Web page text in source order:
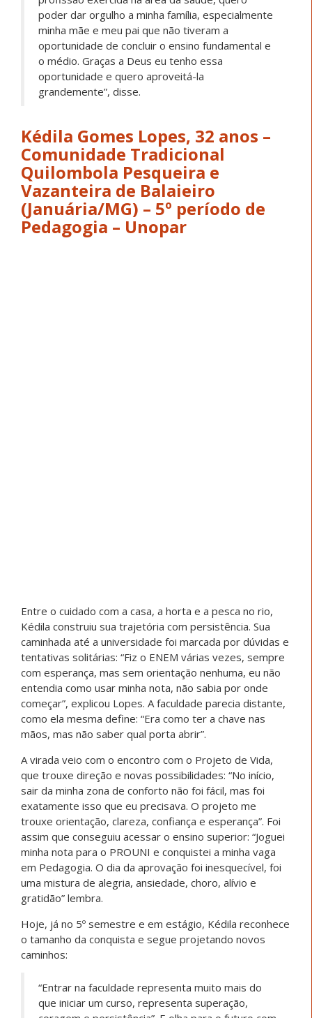
“Entrar na faculdade representa muito mais do
que iniciar um curso, representa superação,
coragem e persistência”. E olha para o futuro com
leveza e esperança: “Quero ser prova viva de
que, com orientação e oportunidade, é possível
mudar a própria história, futura pedagoga, a tia
Kédila”, terminou Lopes.
Lucimara Antônia da Silva, 20
anos – Comunidade Tradicional
Quilombola Pesqueira e
Vazanteira de Caraíbas (Pedras
de Maria da Cruz/MG) – 2º
período de Administração –
O acesso à escola sempre foi um desafio. “Saíamos de
madrugada de casa, muitas vezes sem que a lancha
chegasse até nossa porta. Íamos para a cidade estudar
e só voltávamos à tarde, chegando em casa quase oito
horas da noite, tudo escuro, pois não havia energia
elétrica. Recebíamos muitas tarefas, e meus pais não
conseguiam me ajudar, pois são analfabetos. Mesmo
assim, me apoiavam, usando lanternas e luz de
candeeiro para que eu pudesse estudar e não desistir”,
narra Silva.
A trajetória foi marcada por perdas profundas, como o
falecimento da mãe: “Naquele momento, meu mundo
desabou, parei de ir à escola”. Mas foi também dessa
dor que nasceu a decisão de continuar: ela voltou aos
estudos motivada pelo desejo de honrar o sonho da
A virada aconteceu com o Projeto de Vida: “Foi ali que
voltei a sonhar, foi também nesse projeto que conheci